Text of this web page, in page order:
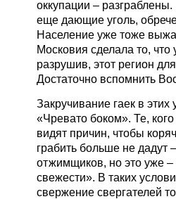
оккупации –
еще дающие уголь,
Население уже тоже
Московия сделала то,
разрушив, этот регион
Достаточно вспомнить
Закручивание гаек в
«Чревато боком». Те,
видят причин, чтобы
грабить больше не дадут
отжимщиков, но это уже –
свежести». В таких
свержение свергателей